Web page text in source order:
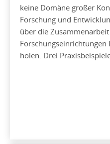
keine Domäne großer
Forschung und
über die
holen. Drei